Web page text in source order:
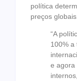
política
preços globais.
“A
100% a
e agora